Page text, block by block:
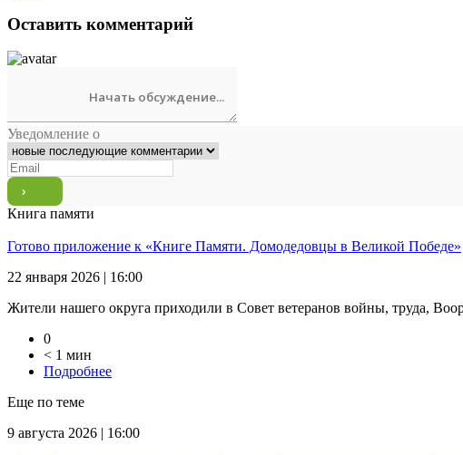
Оставить комментарий
Уведомление о
Книга памяти
Готово приложение к «Книге Памяти. Домодедовцы в Великой Победе»
22 января 2026 | 16:00
Жители нашего округа приходили в Совет ветеранов войны, труда,
0
< 1 мин
Подробнее
Еще по теме
9 августа 2026 | 16:00